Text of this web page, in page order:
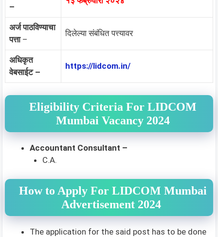
–
अर्ज पाठविण्याचा
पत्ता–
दिलेल्या संबंधित पत्त्यावर
अधिकृत
वेबसाईट –
https://lidcom.in/
Eligibility Criteria For LIDCOM
Mumbai Vacancy 2024
Accountant Consultant –
C.A.
How to Apply For LIDCOM Mumbai
Advertisement 2024
The application for the said post has to be done